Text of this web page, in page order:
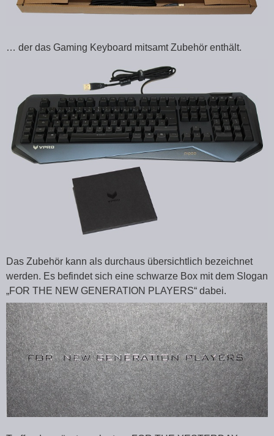
… der das Gaming Keyboard mitsamt Zubehör enthält.
Das Zubehör kann als durchaus übersichtlich bezeichnet
werden. Es befindet sich eine schwarze Box mit dem Slogan
„FOR THE NEW GENERATION PLAYERS“ dabei.